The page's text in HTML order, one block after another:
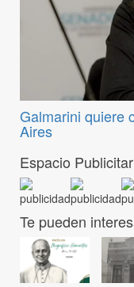
Galmarini quiere
Aires
Espacio
Te pueden